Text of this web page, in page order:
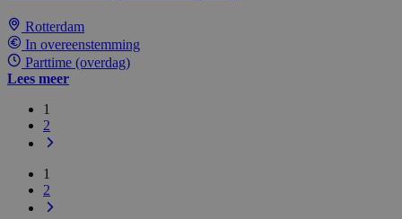
Rotterdam
In overeenstemming
Parttime (overdag)
Lees meer
1
2
1
2